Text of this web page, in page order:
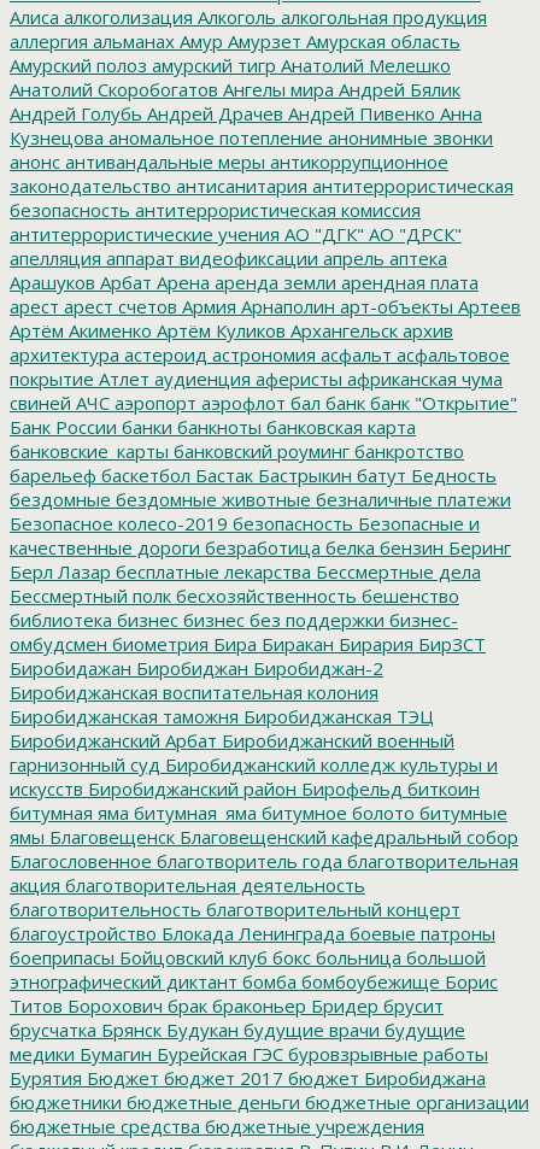
Алиса алкоголизация Алкоголь алкогольная продукция
аллергия альманах Амур Амурзет Амурская область
Амурский полоз амурский тигр Анатолий Мелешко
Анатолий Скоробогатов Ангелы мира Андрей Бялик
Андрей Голубь Андрей Драчев Андрей Пивенко Анна
Кузнецова аномальное потепление анонимные звонки
анонс антивандальные меры антикоррупционное
законодательство антисанитария антитеррористическая
безопасность антитеррористическая комиссия
антитеррористические учения АО "ДГК" АО "ДРСК"
апелляция аппарат видеофиксации апрель аптека
Арашуков Арбат Арена аренда земли арендная плата
арест арест счетов Армия Арнаполин арт-объекты Артеев
Артём Акименко Артём Куликов Архангельск архив
архитектура астероид астрономия асфальт асфальтовое
покрытие Атлет аудиенция аферисты африканская чума
свиней АЧС аэропорт аэрофлот бал банк банк "Открытие"
Банк России банки банкноты банковская карта
банковские_карты банковский роуминг банкротство
барельеф баскетбол Бастак Бастрыкин батут Бедность
бездомные бездомные животные безналичные платежи
Безопасное колесо-2019 безопасность Безопасные и
качественные дороги безработица белка бензин Беринг
Берл Лазар бесплатные лекарства Бессмертные дела
Бессмертный полк бесхозяйственность бешенство
библиотека бизнес бизнес без поддержки бизнес-
омбудсмен биометрия Бира Биракан Бирария БирЗСТ
Биробидажан Биробиджан Биробиджан-2
Биробиджанская воспитательная колония
Биробиджанская таможня Биробиджанская ТЭЦ
Биробиджанский Арбат Биробиджанский военный
гарнизонный суд Биробиджанский колледж культуры и
искусств Биробиджанский район Бирофельд биткоин
битумная яма битумная_яма битумное болото битумные
ямы Благовещенск Благовещенский кафедральный собор
Благословенное благотворитель года благотворительная
акция благотворительная деятельность
благотворительность благотворительный концерт
благоустройство Блокада Ленинграда боевые патроны
боеприпасы Бойцовский клуб бокс больница большой
этнографический диктант бомба бомбоубежище Борис
Титов Борохович брак браконьер Бридер брусит
брусчатка Брянск Будукан будущие врачи будущие
медики Бумагин Бурейская ГЭС буровзрывные работы
Бурятия Бюджет бюджет 2017 бюджет Биробиджана
бюджетники бюджетные деньги бюджетные организации
бюджетные средства бюджетные учреждения